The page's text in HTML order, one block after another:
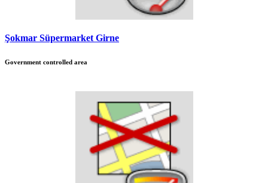
Şokmar Süpermarket Girne
Government controlled area